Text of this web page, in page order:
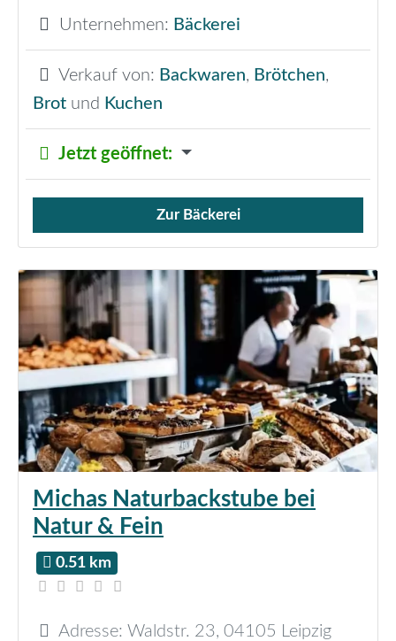
Unternehmen: Bäckerei
Verkauf von: Backwaren, Brötchen,
Brot und Kuchen
Jetzt geöffnet:
Verkauf von Brötchen,
Zur Bäckerei
Michas Naturbackstube bei
Natur & Fein
0.51 km
Adresse: Waldstr. 23, 04105 Leipzig